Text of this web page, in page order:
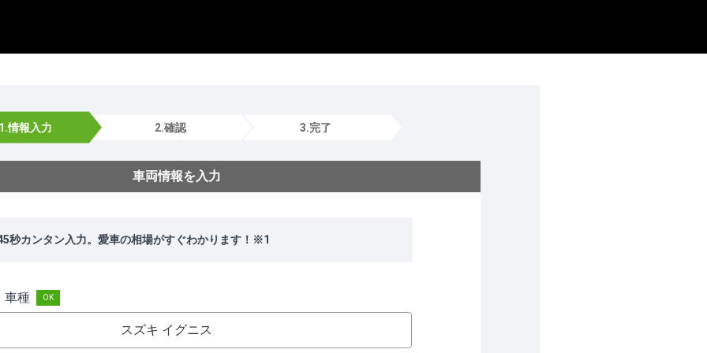
情報入力 2.確認 3.完了
車両情報を入力
秒カンタン入力。愛車の相場がすぐわかります！※1
車種
スズキ イグニス